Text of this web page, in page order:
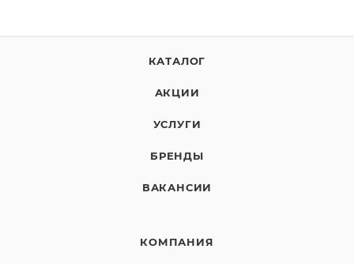
КАТАЛОГ
АКЦИИ
УСЛУГИ
БРЕНДЫ
ВАКАНСИИ
КОМПАНИЯ